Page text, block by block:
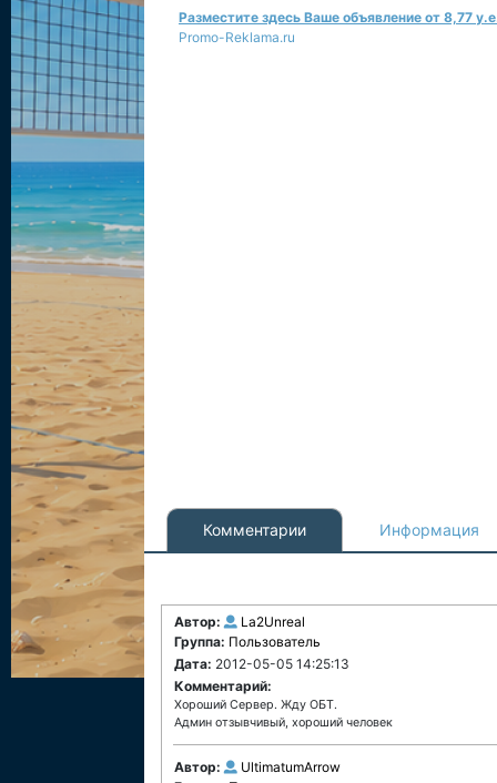
Разместите здесь Ваше объявление от 8,77
Promo-Reklama.ru
Комментарии Информация
Автор:
La2Unreal
Группа: Пользователь
Дата: 2012-05-05 14:25:13
Комментарий:
Хороший Сервер. Жду ОБТ.
Админ отзывчивый, хороший человек
Автор:
UltimatumArrow